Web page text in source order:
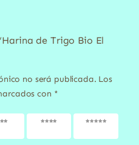
de Trigo Bio El
no será publicada. Los
con *
5
4 de 5
5 de 5